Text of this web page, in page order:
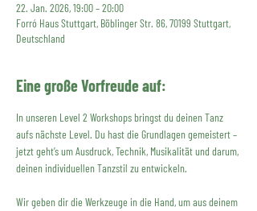
22. Jan. 2026, 19:00 – 20:00
Forró Haus Stuttgart, Böblinger Str. 86, 70199 Stuttgart,
Deutschland
Eine große Vorfreude auf:
In unseren Level 2 Workshops bringst du deinen Tanz
aufs nächste Level. Du hast die Grundlagen gemeistert –
jetzt geht’s um Ausdruck, Technik, Musikalität und darum,
deinen individuellen Tanzstil zu entwickeln.
Wir geben dir die Werkzeuge in die Hand, um aus deinem